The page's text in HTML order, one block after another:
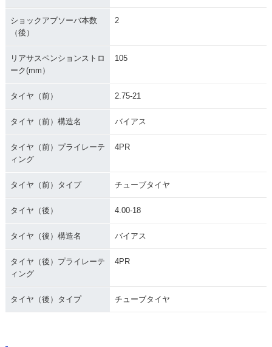
ショックアブソーバ本数
（後）
2
リアサスペンションストロ
ーク(mm）
105
タイヤ（前） 2.75-21
タイヤ（前）構造名 バイアス
タイヤ（前）プライレーテ
ィング
4PR
タイヤ（前）タイプ チューブタイヤ
タイヤ（後） 4.00-18
タイヤ（後）構造名 バイアス
タイヤ（後）プライレーテ
ィング
4PR
タイヤ（後）タイプ チューブタイヤ